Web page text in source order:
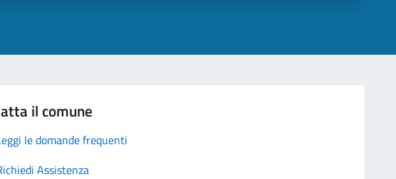
il comune
le domande frequenti
Assistenza